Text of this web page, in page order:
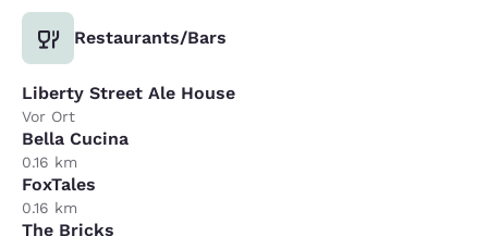
Restaurants/Bars
Liberty Street Ale House
Vor Ort
Bella Cucina
0.16 km
FoxTales
0.16 km
The Bricks